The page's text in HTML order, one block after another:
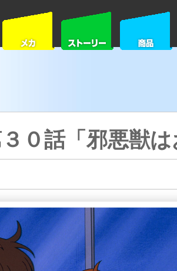
０話「邪悪獣は